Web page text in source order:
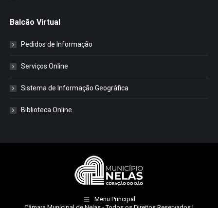
Balcão Virtual
Pedidos de Informação
Serviços Online
Sistema de Informação Geográfica
Biblioteca Online
Menu Principal